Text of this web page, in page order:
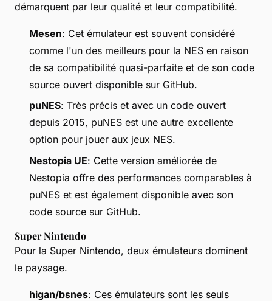
démarquent par leur qualité et leur compatibilité.
Mesen: Cet émulateur est souvent considéré
comme l'un des meilleurs pour la NES en raison
de sa compatibilité quasi-parfaite et de son code
source ouvert disponible sur GitHub.
puNES: Très précis et avec un code ouvert
depuis 2015, puNES est une autre excellente
option pour jouer aux jeux NES.
Nestopia UE: Cette version améliorée de
Nestopia offre des performances comparables à
puNES et est également disponible avec son
code source sur GitHub.
Super Nintendo
Pour la Super Nintendo, deux émulateurs dominent
le paysage.
higan/bsnes: Ces émulateurs sont les seuls